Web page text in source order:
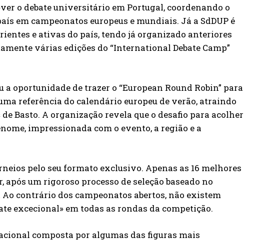
o debate universitário em Portugal, coordenando o
em campeonatos europeus e mundiais. Já a SdDUP é
e ativas do país, tendo já organizado anteriores
várias edições do “International Debate Camp”
a oportunidade de trazer o “European Round Robin” para
referência do calendário europeu de verão, atraindo
Basto. A organização revela que o desafio para acolher
impressionada com o evento, a região e a
pelo seu formato exclusivo. Apenas as 16 melhores
um rigoroso processo de seleção baseado no
contrário dos campeonatos abertos, não existem
excecional» em todas as rondas da competição.
composta por algumas das figuras mais